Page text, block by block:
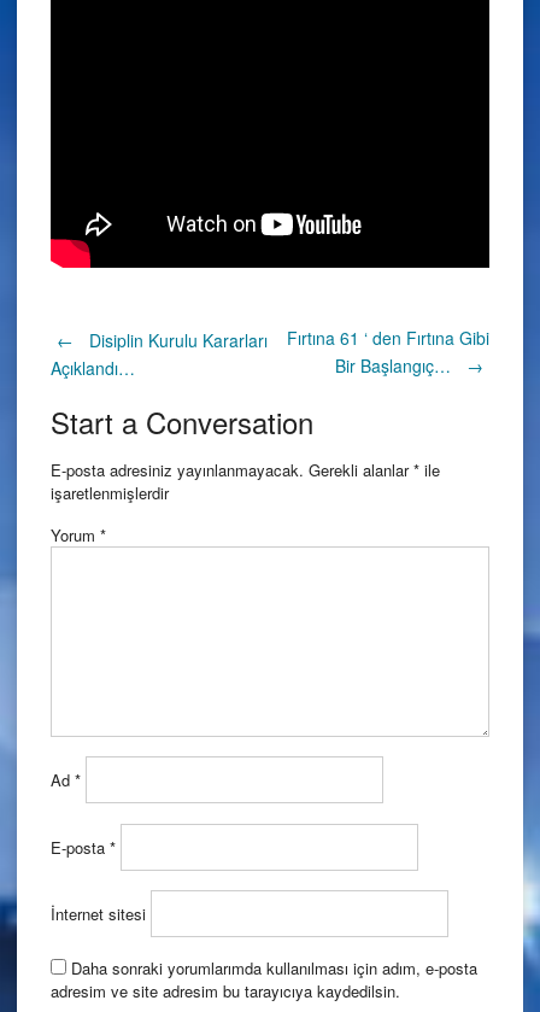
Post
navigation
←
Disiplin Kurulu Kararları
Açıklandı…
Fırtına 61 ‘ den Fırtına Gibi
Bir Başlangıç…
→
Start a Conversation
E-posta adresiniz yayınlanmayacak. Gerekli alanlar* ile
işaretlenmişlerdir
Yorum *
Ad *
E-posta *
İnternet sitesi
Daha sonraki yorumlarımda kullanılması için adım, e-posta
adresim ve site adresim bu tarayıcıya kaydedilsin.